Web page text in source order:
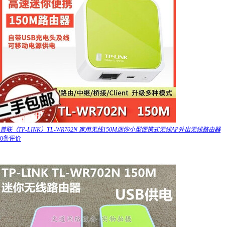
普联（TP-LINK）TL-WR702N 家用无线150M迷你小型便携式无线AP外出无线路由器
0条评价